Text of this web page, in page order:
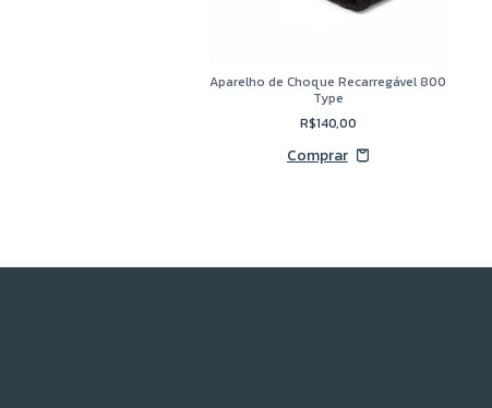
Aparelho de Choque Recarregável 800
Type
R$140,00